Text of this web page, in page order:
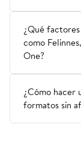
¿Qué
como
One?
¿Cómo hacer
formatos sin